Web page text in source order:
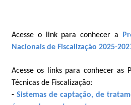
Acesse o link para conhecer a
Nacionais de Fiscalização 2025-
Acesse os links para conhecer as
Técnicas de Fiscalização:
- Sistemas de captação, de